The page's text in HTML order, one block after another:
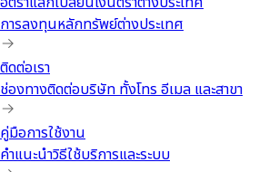
การลงทุนหลักทรัพย์ต่างประเทศ
ติดต่อเรา
ช่องทางติดต่อบริษัท ทั้งโทร อีเมล และสาขา
คู่มือการใช้งาน
คำแนะนำวิธีใช้บริการและระบบ